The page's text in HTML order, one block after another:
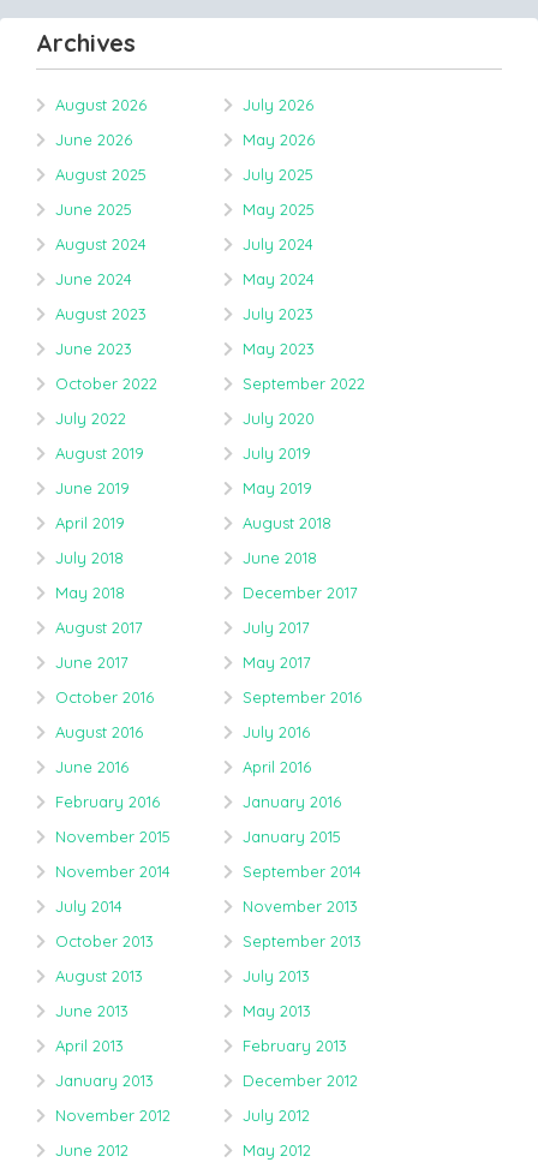
Archives
August 2026
July 2026
June 2026
May 2026
August 2025
July 2025
June 2025
May 2025
August 2024
July 2024
June 2024
May 2024
August 2023
July 2023
June 2023
May 2023
October 2022
September 2022
July 2022
July 2020
August 2019
July 2019
June 2019
May 2019
April 2019
August 2018
July 2018
June 2018
May 2018
December 2017
August 2017
July 2017
June 2017
May 2017
October 2016
September 2016
August 2016
July 2016
June 2016
April 2016
February 2016
January 2016
November 2015
January 2015
November 2014
September 2014
July 2014
November 2013
October 2013
September 2013
August 2013
July 2013
June 2013
May 2013
April 2013
February 2013
January 2013
December 2012
November 2012
July 2012
June 2012
May 2012